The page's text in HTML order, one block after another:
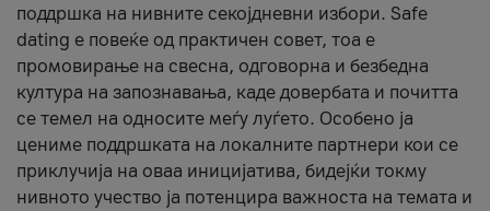
поддршка на нивните секојдневни избори. Safe
dating е повеќе од практичен совет, тоа е
промовирање на свесна, одговорна и безбедна
култура на запознавања, каде довербата и почитта
се темел на односите меѓу луѓето. Особено ја
цениме поддршката на локалните партнери кои се
приклучија на оваа иницијатива, бидејќи токму
нивното учество ја потенцира важноста на темата и